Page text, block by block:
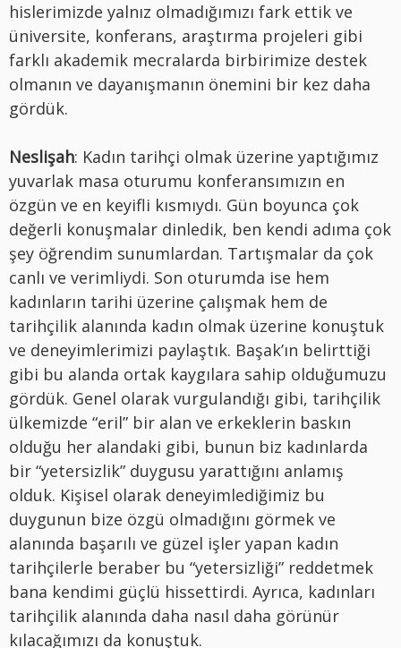
hislerimizde yalnız olmadığımızı fark ettik ve
üniversite, konferans, araştırma projeleri gibi
farklı akademik mecralarda birbirimize destek
olmanın ve dayanışmanın önemini bir kez daha
gördük.
Neslişah: Kadın tarihçi olmak üzerine yaptığımız
yuvarlak masa oturumu konferansımızın en
özgün ve en keyifli kısmıydı. Gün boyunca çok
değerli konuşmalar dinledik, ben kendi adıma çok
şey öğrendim sunumlardan. Tartışmalar da çok
canlı ve verimliydi. Son oturumda ise hem
kadınların tarihi üzerine çalışmak hem de
tarihçilik alanında kadın olmak üzerine konuştuk
ve deneyimlerimizi paylaştık. Başak’ın belirttiği
gibi bu alanda ortak kaygılara sahip olduğumuzu
gördük. Genel olarak vurgulandığı gibi, tarihçilik
ülkemizde “eril” bir alan ve erkeklerin baskın
olduğu her alandaki gibi, bunun biz kadınlarda
bir “yetersizlik” duygusu yarattığını anlamış
olduk. Kişisel olarak deneyimlediğimiz bu
duygunun bize özgü olmadığını görmek ve
alanında başarılı ve güzel işler yapan kadın
tarihçilerle beraber bu “yetersizliği” reddetmek
bana kendimi güçlü hissettirdi. Ayrıca, kadınları
tarihçilik alanında daha nasıl daha görünür
kılacağımızı da konuştuk.